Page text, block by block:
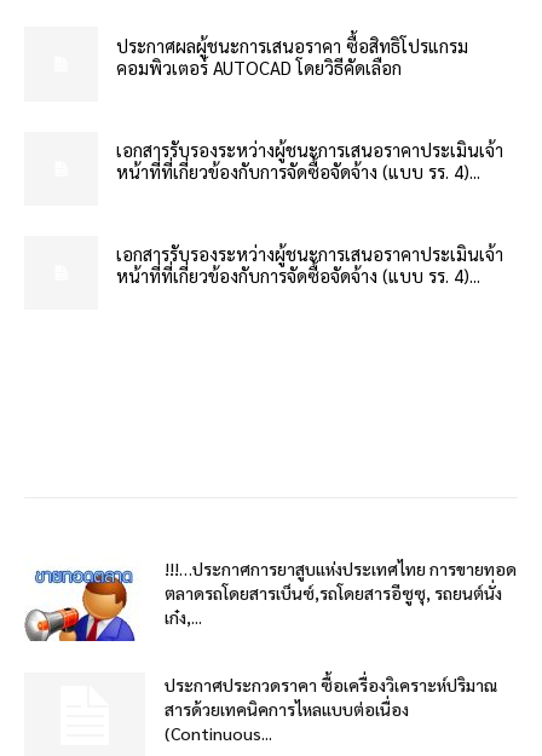
ประกาศผลผู้ชนะการเสนอราคา ซื้อสิทธิโปรแกรม
คอมพิวเตอร์ AUTOCAD โดยวิธีคัดเลือก
เอกสารรับรองระหว่างผู้ชนะการเสนอราคาประเมินเจ้า
หน้าที่ที่เกี่ยวข้องกับการจัดซื้อจัดจ้าง (แบบ รร. 4)...
เอกสารรับรองระหว่างผู้ชนะการเสนอราคาประเมินเจ้า
หน้าที่ที่เกี่ยวข้องกับการจัดซื้อจัดจ้าง (แบบ รร. 4)...
!!!…ประกาศการยาสูบแห่งประเทศไทย การขายทอด
ตลาดรถโดยสารเบ็นซ์,รถโดยสารอีซูซุ, รถยนต์นั่ง
เก๋ง,...
ประกาศประกวดราคา ซื้อเครื่องวิเคราะห์ปริมาณ
สารด้วยเทคนิคการไหลแบบต่อเนื่อง
(Continuous...